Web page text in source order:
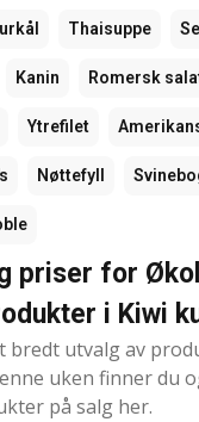
Thaisuppe
Kanin Romersk
Ytrefilet
Nøttefyll
priser for
i Kiwi
bredt utvalg av
uken finner du
på salg her.